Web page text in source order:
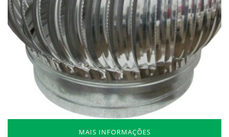
MAIS INFORMAÇÕES